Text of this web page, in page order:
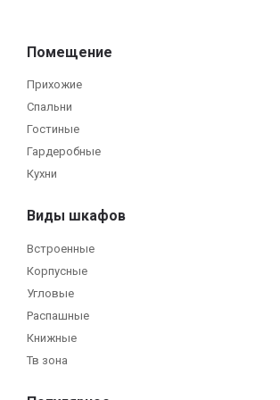
Помещение
Прихожие
Спальни
Гостиные
Гардеробные
Кухни
Виды шкафов
Встроенные
Корпусные
Угловые
Распашные
Книжные
Тв зона